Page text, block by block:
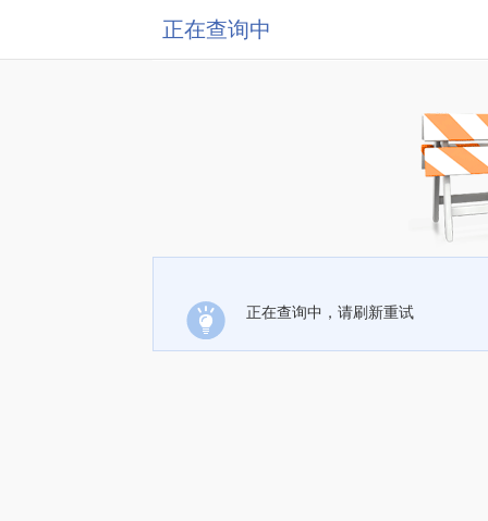
正在查询中
正在查询中，请刷新重试